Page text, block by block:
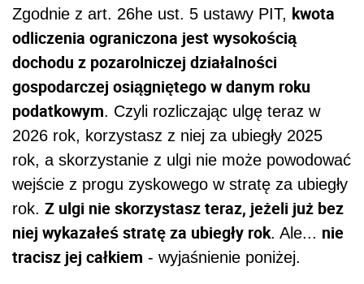
Zgodnie z art. 26he ust. 5 ustawy PIT, kwota
odliczenia ograniczona jest wysokością
dochodu z pozarolniczej działalności
gospodarczej osiągniętego w danym roku
podatkowym. Czyli rozliczając ulgę teraz w
2026 rok, korzystasz z niej za ubiegły 2025
rok, a skorzystanie z ulgi nie może powodować
wejście z progu zyskowego w stratę za ubiegły
rok. Z ulgi nie skorzystasz teraz, jeżeli już bez
niej wykazałeś stratę za ubiegły rok. Ale... nie
tracisz jej całkiem - wyjaśnienie poniżej.